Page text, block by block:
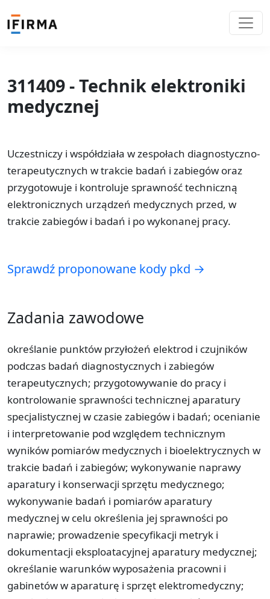
311409 - Technik elektroniki
medycznej
Uczestniczy i współdziała w zespołach diagnostyczno-
terapeutycznych w trakcie badań i zabiegów oraz
przygotowuje i kontroluje sprawność techniczną
elektronicznych urządzeń medycznych przed, w
trakcie zabiegów i badań i po wykonanej pracy.
Sprawdź proponowane kody pkd →
Zadania zawodowe
określanie punktów przyłożeń elektrod i czujników
podczas badań diagnostycznych i zabiegów
terapeutycznych; przygotowywanie do pracy i
kontrolowanie sprawności technicznej aparatury
specjalistycznej w czasie zabiegów i badań; ocenianie
i interpretowanie pod względem technicznym
wyników pomiarów medycznych i bioelektrycznych w
trakcie badań i zabiegów; wykonywanie naprawy
aparatury i konserwacji sprzętu medycznego;
wykonywanie badań i pomiarów aparatury
medycznej w celu określenia jej sprawności po
naprawie; prowadzenie specyfikacji metryk i
dokumentacji eksploatacyjnej aparatury medycznej;
określanie warunków wyposażenia pracowni i
gabinetów w aparaturę i sprzęt elektromedyczny;